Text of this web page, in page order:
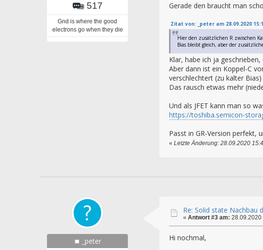
517
Gnd is where the good
electrons go when they die
Gerade den braucht man
Zitat von: _peter am 28.09.2020
Hier den zusätzlichen R zwischen
Bias bleibt gleich, aber der
Klar, habe ich ja
Aber dann ist ein Koppel-C
verschlechtert (zu kalter Bias)
Das rausch etwas mehr
Und als JFET kann man so
https://toshiba.semicon-
Passt in GR-Version perfekt,
« Letzte Änderung: 28.09.2020
_peter
Re: Solid state Nachbau
« Antwort #3 am: 28.09.2020
Hi nochmal,